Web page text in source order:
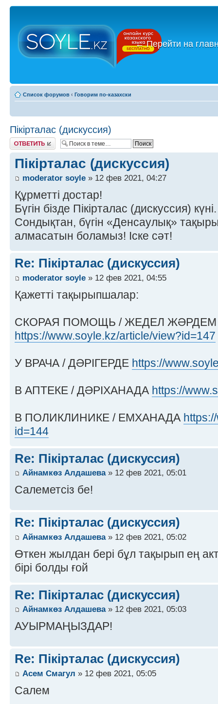
←Перейти на
Список форумов ‹ Говорим по-казахски
Пікірталас (дискуссия)
Ответить
Пікірталас (дискуссия)
moderator soyle » 12 фев 2021, 04:27
Құрметті достар!
Бүгін бізде Пікірталас (дискуссия) күні.
Сондықтан, бүгін «Денсаулық»
алмасатын боламыз! Іске сәт!
Re: Пікірталас (дискуссия)
moderator soyle » 12 фев 2021, 04:55
Қажетті тақырыпшалар:
СКОРАЯ ПОМОЩЬ / ЖЕДЕЛ ЖӘРДЕМ
https://www.soyle.kz/article/view?id=147
У ВРАЧА / ДӘРІГЕРДЕ https://
В АПТЕКЕ / ДӘРІХАНАДА https://
В ПОЛИКЛИНИКЕ / ЕМХАНАДА
id=144
Re: Пікірталас (дискуссия)
Айнамкөз Алдашева» 12 фев 2021, 05:01
Салеметсіз бе!
Re: Пікірталас (дискуссия)
Айнамкөз Алдашева» 12 фев 2021, 05:02
Өткен жылдан бері бұл тақырып ең
бірі болды ғой
Re: Пікірталас (дискуссия)
Айнамкөз Алдашева» 12 фев 2021, 05:03
АУЫРМАҢЫЗДАР!
Re: Пікірталас (дискуссия)
Асем Смагул » 12 фев 2021, 05:05
Салем